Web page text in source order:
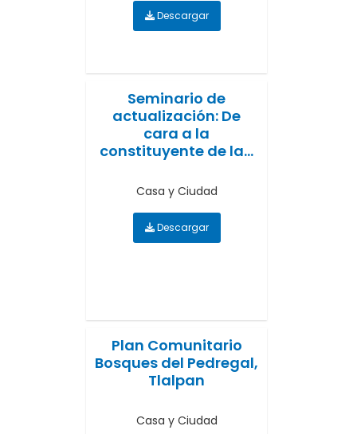
Descargar
Seminario de
actualización: De
cara a la
constituyente de la...
Casa y Ciudad
Descargar
Plan Comunitario
Bosques del Pedregal,
Tlalpan
Casa y Ciudad